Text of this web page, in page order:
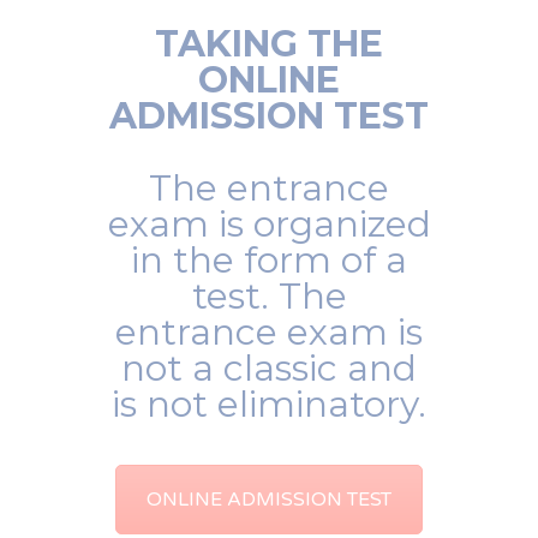
TAKING THE
ONLINE
ADMISSION TEST
The entrance
exam is organized
in the form of a
test. The
entrance exam is
not a classic and
is not eliminatory.
ONLINE ADMISSION TEST